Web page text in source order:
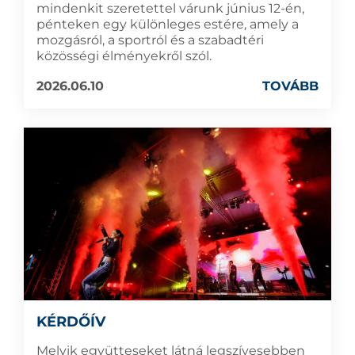
mindenkit szeretettel várunk június 12-én,
pénteken egy különleges estére, amely a
mozgásról, a sportról és a szabadtéri
közösségi élményekről szól.
2026.06.10
TOVÁBB
KÉRDŐÍV
Melyik együtteseket látná legszívesebben